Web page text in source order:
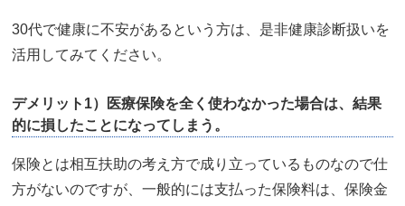
30代で健康に不安があるという方は、是非健康診断扱いを
活用してみてください。
デメリット1）医療保険を全く使わなかった場合は、結果
的に損したことになってしまう。
保険とは相互扶助の考え方で成り立っているものなので仕
方がないのですが、一般的には支払った保険料は、保険金